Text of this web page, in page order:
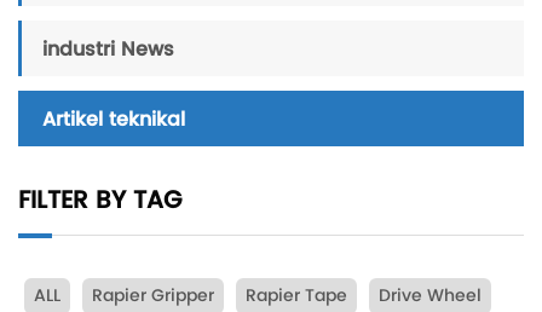
industri News
Artikel teknikal
FILTER BY TAG
ALL Rapier Gripper Rapier Tape
Drive Wheel